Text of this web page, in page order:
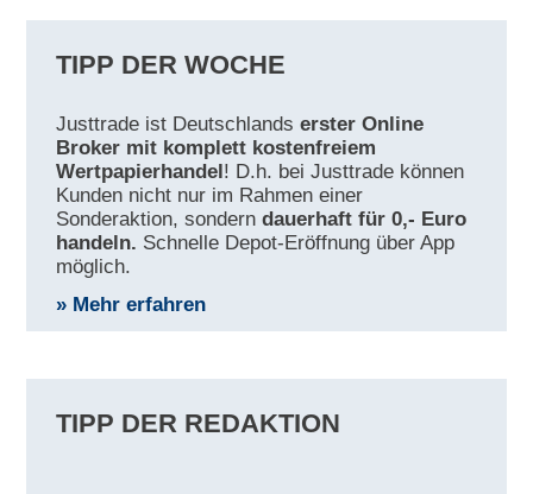
TIPP DER WOCHE
Justtrade ist Deutschlandserster Online
Broker mit komplett kostenfreiem
Wertpapierhandel! D.h. bei Justtrade können
Kunden nicht nur im Rahmen einer
Sonderaktion, sonderndauerhaft für 0,- Euro
handeln. Schnelle Depot-Eröffnung über App
möglich.
» Mehr erfahren
TIPP DER REDAKTION